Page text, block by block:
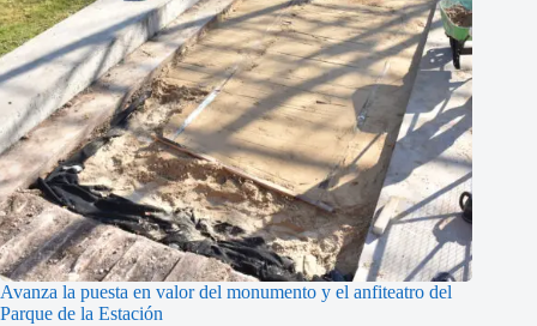
Avanza la puesta en valor del monumento y el anfiteatro del
Parque de la Estación